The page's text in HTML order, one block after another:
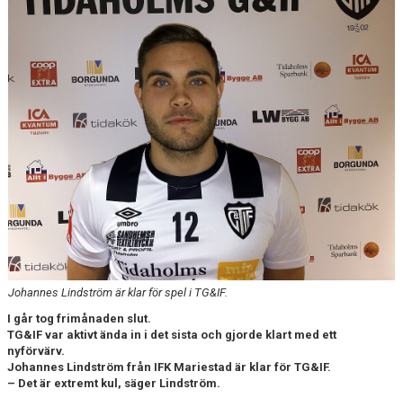
CUPER ARBETSBESKRIVNING
PLANSCHEMA
Johannes Lindström är klar för spel i TG&IF.
I går tog frimånaden slut.
TG&IF var aktivt ända in i det sista och gjorde klart med ett
nyförvärv.
Johannes Lindström från IFK Mariestad är klar för TG&IF.
– Det är extremt kul, säger Lindström.